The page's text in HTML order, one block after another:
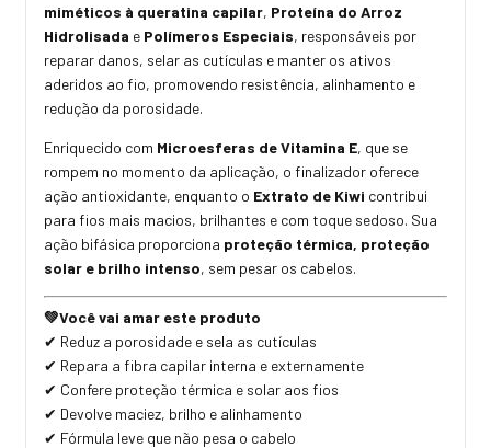
miméticos à queratina capilar, Proteína do Arroz
Hidrolisada e Polímeros Especiais, responsáveis por
reparar danos, selar as cutículas e manter os ativos
aderidos ao fio, promovendo resistência, alinhamento e
redução da porosidade.
Enriquecido com Microesferas de Vitamina E, que se
rompem no momento da aplicação, o finalizador oferece
ação antioxidante, enquanto o Extrato de Kiwi contribui
para fios mais macios, brilhantes e com toque sedoso. Sua
ação bifásica proporciona proteção térmica, proteção
solar e brilho intenso, sem pesar os cabelos.
💚Você vai amar este produto
✔ Reduz a porosidade e sela as cutículas
✔ Repara a fibra capilar interna e externamente
✔ Confere proteção térmica e solar aos fios
✔ Devolve maciez, brilho e alinhamento
✔ Fórmula leve que não pesa o cabelo